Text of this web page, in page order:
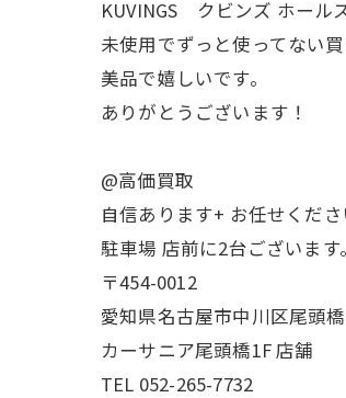
KUVINGS クビンズ ホール
未使用でずっと使ってない買
美品で嬉しいです。
ありがとうございます！
@高価買取
自信あります+ お任せくださ
駐車場 店前に2台ございます。
〒454-0012
愛知県名古屋市中川区尾頭
カーサニア尾頭橋1F 店舗
TEL 052-265-7732